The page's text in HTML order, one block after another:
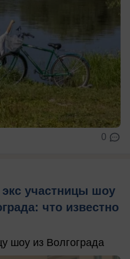
0
участницы шоу
что известно
шоу из Волгограда